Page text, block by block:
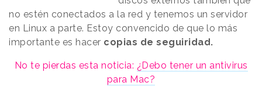
no estén conectados a la red y tenemos un servidor
en Linux a parte. Estoy convencido de que lo más
importante es hacer copias de seguiridad.
No te pierdas esta noticia: ¿Debo tener un antivirus
para Mac?